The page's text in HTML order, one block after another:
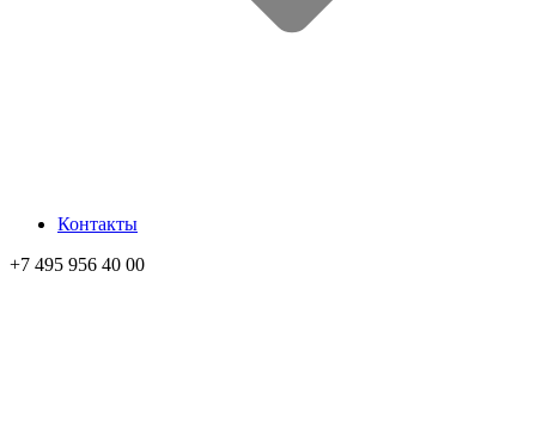
Контакты
+7 495 956 40 00